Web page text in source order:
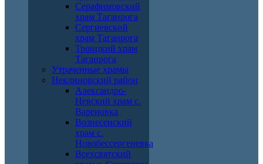
Серафимовский
храм Таганрога
Сергиевский
храм Таганрога
Троицкий храм
Таганрога
Утраченные храмы
Неклиновский район
Александро-
Невский храм с.
Вареновка
Вознесенский
храм с.
Новобессергеневка
Всехсвятский